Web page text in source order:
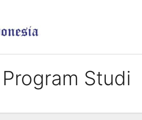
Studi